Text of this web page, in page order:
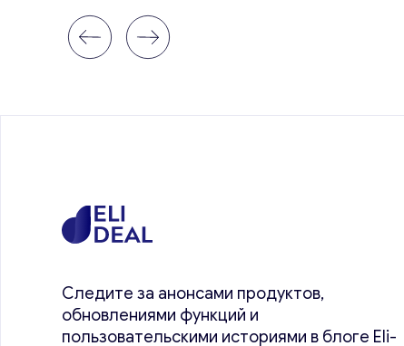
Следите за анонсами продуктов,
обновлениями функций и
пользовательскими историями в блоге Eli-